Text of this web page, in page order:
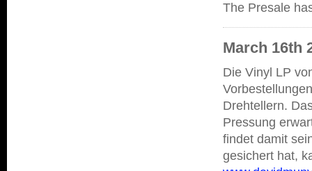
The Presale
March 16th
Die Vinyl LP
Drehtellern.
Pressung
findet damit
gesichert hat,